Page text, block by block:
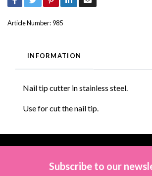
Article Number:985
INFORMATION
Nail tip cutter in stainless steel.
Use for cut the nail tip.
Subscribe to our